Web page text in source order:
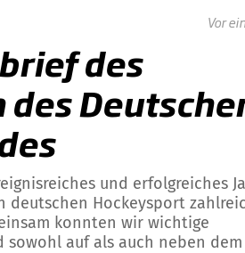
Vor
des
und erfolgreiches
deutschen Hockeysport
konnten wir wichtige
auf als auch neben dem